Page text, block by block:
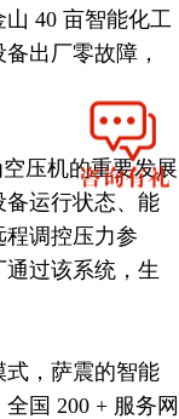
40 亩智能化工
出厂零故障，
压机的重要发展
运行状态、能
调控压力参
过该系统，生
，萨震的智能
国 200 + 服务网